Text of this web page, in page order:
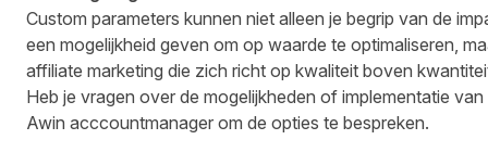
Custom parameters kunnen niet alleen je begrip van de
een mogelijkheid geven om op waarde te optimaliseren,
affiliate marketing die zich richt op kwaliteit boven
Heb je vragen over de mogelijkheden of implementatie
Awin acccountmanager om de opties te bespreken.